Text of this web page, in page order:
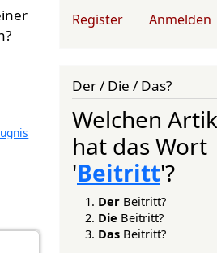
User account menu
Register Anmelden
Der / Die / Das?
Welchen
hat das Wort
'Beitritt'?
Der Beitritt?
Die Beitritt?
Das Beitritt?